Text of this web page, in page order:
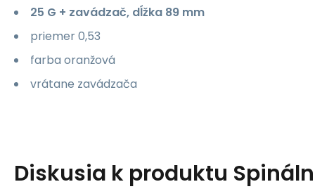
25 G + zavádzač, dĺžka 89 mm
priemer 0,53
farba oranžová
vrátane zavádzača
Diskusia k produktu